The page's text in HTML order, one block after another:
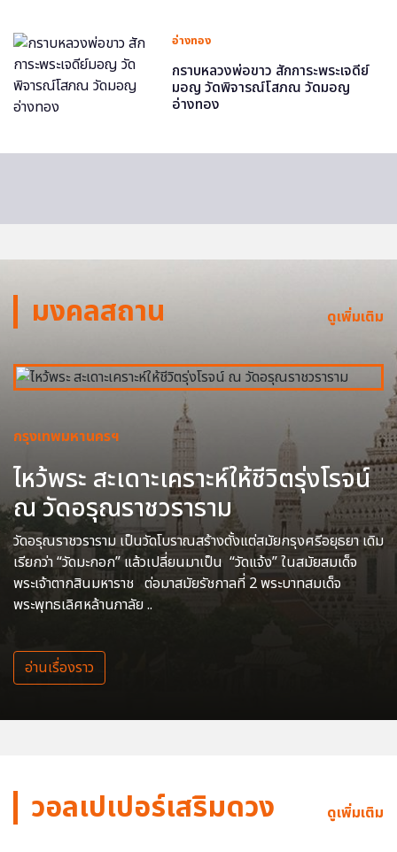
อ่างทอง
กราบหลวงพ่อขาว สักการะพระเจดีย์
มอญ วัดพิจารณ์โสภณ วัดมอญ
อ่างทอง
มงคลสถาน ดูเพิ่มเติม
กรุงเทพมหานครฯ
ไหว้พระ สะเดาะเคราะห์ให้ชีวิตรุ่งโรจน์
ณ วัดอรุณราชวราราม
วัดอรุณราชวราราม เป็นวัดโบราณสร้างตั้งแต่สมัยกรุงศรีอยุธยา เดิม
เรียกว่า “วัดมะกอก” แล้วเปลี่ยนมาเป็น “วัดแจ้ง” ในสมัยสมเด็จ
พระเจ้าตากสินมหาราช ต่อมาสมัยรัชกาลที่ 2 พระบาทสมเด็จ
พระพุทธเลิศหล้านภาลัย ..
อ่านเรื่องราว
วอลเปเปอร์เสริมดวง ดูเพิ่มเติม